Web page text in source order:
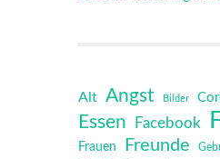
Alt Angst Bilder
Essen Facebook
Frauen Freunde